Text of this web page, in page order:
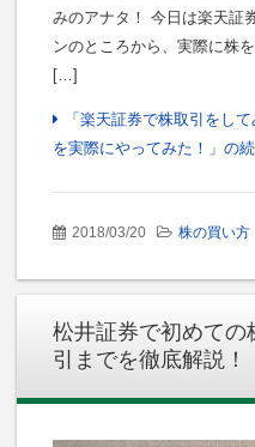
みのアナタ！ 今日は楽天証
ンのところから、実際に株
[…]
「楽天証券で株取引をし
を実際にやってみた！」の
2018/03/20 株の買い方
松井証券で初めての
引までを徹底解説！